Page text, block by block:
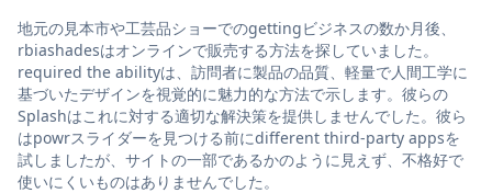
地元の見本市や工芸品ショーでのgettingビジネスの数か月後、
rbiashadesはオンラインで販売する方法を探していました。
required the abilityは、訪問者に製品の品質、軽量で人間工学に
基づいたデザインを視覚的に魅力的な方法で示します。彼らの
Splashはこれに対する適切な解決策を提供しませんでした。彼ら
はpowrスライダーを見つける前にdifferent third-party appsを
試しましたが、サイトの一部であるかのように見えず、不格好で
使いにくいものはありませんでした。